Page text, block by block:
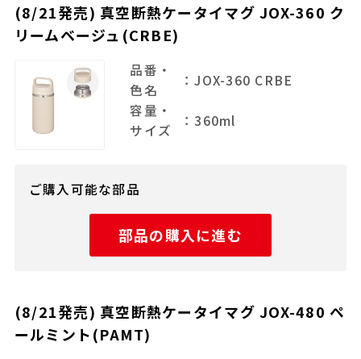
(8/21発売) 真空断熱ケータイマグ JOX-360 ク
リームベージュ(CRBE)
品番・
色名
：JOX-360 CRBE
容量・
サイズ
：360ml
ご購入可能な部品
部品の購入に進む
(8/21発売) 真空断熱ケータイマグ JOX-480 ペ
ールミント(PAMT)